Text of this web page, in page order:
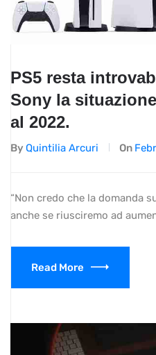
PS5 resta
Sony la
al 2022.
By Quintilia Arcuri On
“Non credo che la domanda
anche se riusciremo ad
Read More